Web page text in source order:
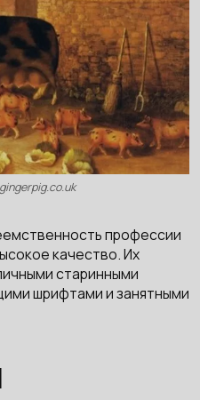
профессии
качество. Их
старинными
шрифтами и занятными